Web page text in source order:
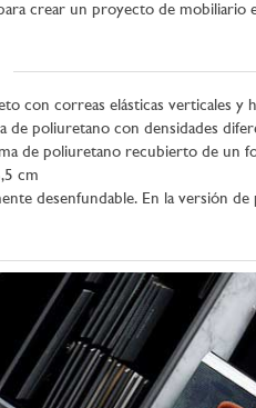
crear un proyecto de
con correas elásticas verticales
de poliuretano con densidades
de poliuretano recubierto de un
cm
desenfundable. En la versión